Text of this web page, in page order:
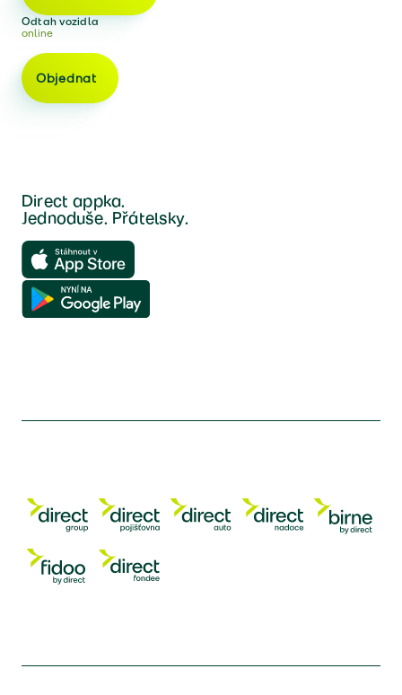
Odtah vozidla
online
Objednat
Direct appka.
Jednoduše. Přátelsky.